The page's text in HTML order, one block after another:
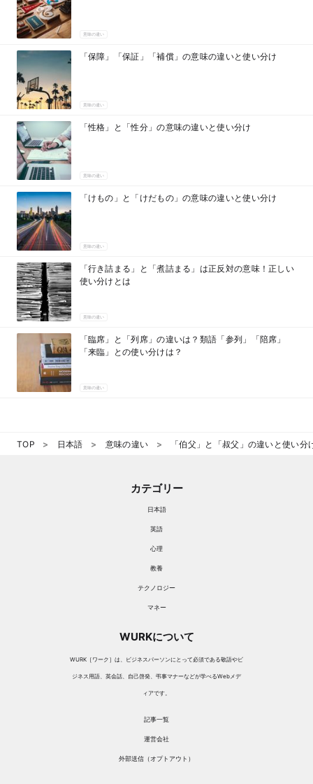
意味の違い
「保障」「保証」「補償」の意味の違いと使い分け
意味の違い
「性格」と「性分」の意味の違いと使い分け
意味の違い
「けもの」と「けだもの」の意味の違いと使い分け
意味の違い
「行き詰まる」と「煮詰まる」は正反対の意味！正しい
使い分けとは
意味の違い
「臨席」と「列席」の違いは？類語「参列」「陪席」
「来臨」との使い分けは？
意味の違い
TOP 日本語 意味の違い 「伯父」と「叔父」の違いと使い分
カテゴリー
日本語
英語
心理
教養
テクノロジー
マネー
WURKについて
WURK［ワーク］は、ビジネスパーソンにとって必須である敬語やビ
ジネス用語、英会話、自己啓発、弔事マナーなどが学べるWebメデ
ィアです。
記事一覧
運営会社
外部送信（オプトアウト）